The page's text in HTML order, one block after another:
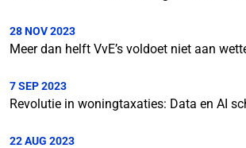
28 NOV 2023
Meer dan helft VvE’s voldoet niet aan
7 SEP 2023
Revolutie in woningtaxaties: Data en AI
22 AUG 2023